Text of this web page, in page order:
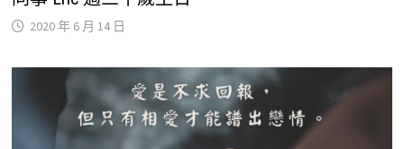
2020 年 6 月 14 日